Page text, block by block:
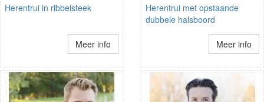
Herentrui in ribbelsteek
Meer info
Herentrui met opstaande
dubbele halsboord
Meer info